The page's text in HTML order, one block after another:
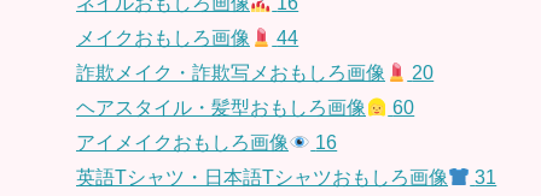
メイクおもしろ画像
44
詐欺メイク・詐欺写メおもしろ画像
20
ヘアスタイル・髪型おもしろ画像
60
アイメイクおもしろ画像
16
英語Tシャツ・日本語Tシャツおもしろ画像
31